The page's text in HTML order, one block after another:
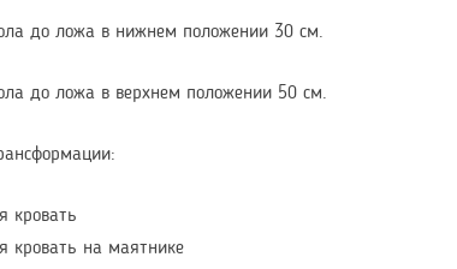
до ложа в нижнем положении 30 см.
до ложа в верхнем положении 50 см.
кровать
кровать на маятнике